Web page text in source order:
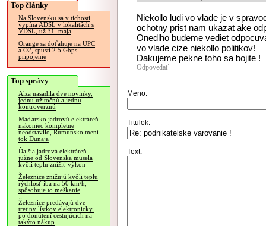
Top články
Na Slovensku sa v tichosti
vypína ADSL v lokalitách s
VDSL, už 31. mája
Orange sa doťahuje na UPC
a O2, spustí 2.5 Gbps
pripojenie
Top správy
Alza nasadila dve novinky,
jednu užitočnú a jednu
kontroverznú
Maďarsko jadrovú elektráreň
nakoniec kompletne
neodstavilo, Rumunsko mení
tok Dunaja
Ďalšia jadrová elektráreň
južne od Slovenska musela
kvôli teplu znížiť výkon
Železnice znižujú kvôli teplu
rýchlosť iba na 50 km/h,
spôsobuje to meškanie
Železnice predávajú dve
tretiny lístkov elektronicky,
po donútení cestujúcich na
takýto nákup
Niekollo ludi vo vlade je v
ochotny prist nam ukazat ake
Onedlho budeme vediet
vo vlade cize niekollo politikov!
Dakujeme pekne toho sa bojite !
Odpovedať
Meno:
Titulok:
Text: